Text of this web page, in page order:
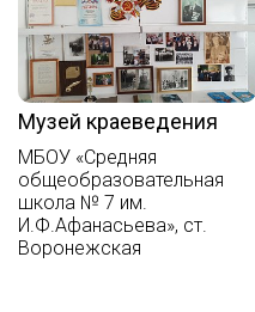
Музей краеведения
МБОУ «Средняя
общеобразовательная
школа № 7 им.
И.Ф.Афанасьева», ст.
Воронежская